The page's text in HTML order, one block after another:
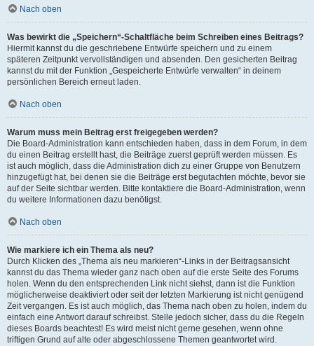
Nach oben
Was bewirkt die „Speichern“-Schaltfläche beim Schreiben eines Beitrags?
Hiermit kannst du die geschriebene Entwürfe speichern und zu einem
späteren Zeitpunkt vervollständigen und absenden. Den gesicherten Beitrag
kannst du mit der Funktion „Gespeicherte Entwürfe verwalten“ in deinem
persönlichen Bereich erneut laden.
Nach oben
Warum muss mein Beitrag erst freigegeben werden?
Die Board-Administration kann entschieden haben, dass in dem Forum, in dem
du einen Beitrag erstellt hast, die Beiträge zuerst geprüft werden müssen. Es
ist auch möglich, dass die Administration dich zu einer Gruppe von Benutzern
hinzugefügt hat, bei denen sie die Beiträge erst begutachten möchte, bevor sie
auf der Seite sichtbar werden. Bitte kontaktiere die Board-Administration, wenn
du weitere Informationen dazu benötigst.
Nach oben
Wie markiere ich ein Thema als neu?
Durch Klicken des „Thema als neu markieren“-Links in der Beitragsansicht
kannst du das Thema wieder ganz nach oben auf die erste Seite des Forums
holen. Wenn du den entsprechenden Link nicht siehst, dann ist die Funktion
möglicherweise deaktiviert oder seit der letzten Markierung ist nicht genügend
Zeit vergangen. Es ist auch möglich, das Thema nach oben zu holen, indem du
einfach eine Antwort darauf schreibst. Stelle jedoch sicher, dass du die Regeln
dieses Boards beachtest! Es wird meist nicht gerne gesehen, wenn ohne
triftigen Grund auf alte oder abgeschlossene Themen geantwortet wird.